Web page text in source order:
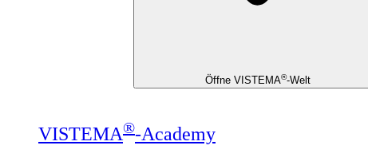
Öffne VISTEMA®-Welt
VISTEMA®-Academy